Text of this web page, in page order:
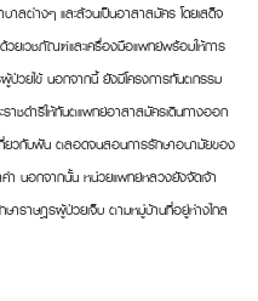
บาลต่างๆ และล้วนเป็นอาสาสมัคร โดยเสด็จ
วยเวชภัณฑ์และเครื่องมือแพทย์พร้อมให้การ
ป่วยไข้ นอกจากนี้ ยังมีโครงการทันตกรรม
ราชดำริให้ทันตแพทย์อาสาสมัครเดินทางออก
กี่ยวกับฟัน ตลอดจนสอนการรักษาอนามัยของ
ค่า นอกจากนั้น หน่วยแพทย์หลวงยังจัดเจ้า
ษาราษฎรผู้ป่วยเจ็บ ตามหมู่บ้านที่อยู่ห่างไกล